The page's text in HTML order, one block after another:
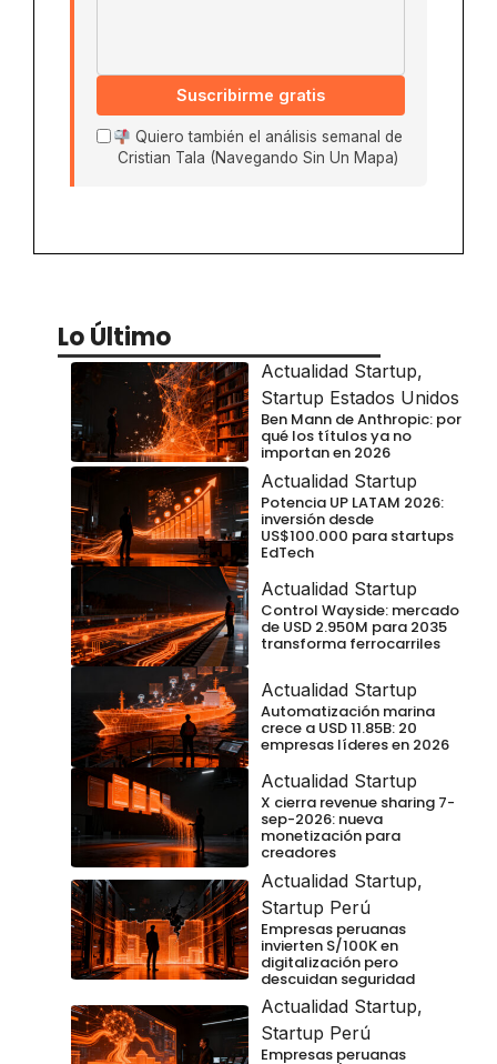
Suscribirme gratis
Quiero también el análisis semanal de
Cristian Tala (Navegando Sin Un Mapa)
Lo Último
Actualidad Startup,
Startup Estados Unidos
Ben Mann de Anthropic: por
qué los títulos ya no
importan en 2026
Actualidad Startup
Potencia UP LATAM 2026:
inversión desde
US$100.000 para startups
EdTech
Actualidad Startup
Control Wayside: mercado
de USD 2.950M para 2035
transforma ferrocarriles
Actualidad Startup
Automatización marina
crece a USD 11.85B: 20
empresas líderes en 2026
Actualidad Startup
X cierra revenue sharing 7-
sep-2026: nueva
monetización para
creadores
Actualidad Startup,
Startup Perú
Empresas peruanas
invierten S/100K en
digitalización pero
descuidan seguridad
Actualidad Startup,
Startup Perú
Empresas peruanas